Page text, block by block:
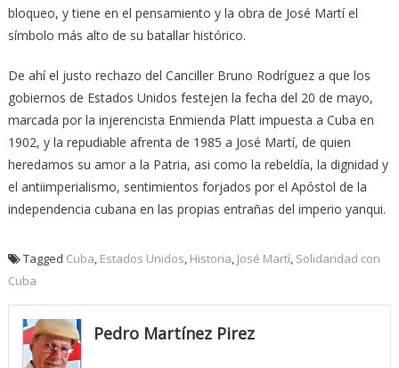
bloqueo, y tiene en el pensamiento y la obra de José Martí el
símbolo más alto de su batallar histórico.
De ahí el justo rechazo del Canciller Bruno Rodríguez a que los
gobiernos de Estados Unidos festejen la fecha del 20 de mayo,
marcada por la injerencista Enmienda Platt impuesta a Cuba en
1902, y la repudiable afrenta de 1985 a José Martí, de quien
heredamos su amor a la Patria, asi como la rebeldía, la dignidad y
el antiimperialismo, sentimientos forjados por el Apóstol de la
independencia cubana en las propias entrañas del imperio yanqui.
Tagged Cuba, Estados Unidos, Historia, José Martí, Solidaridad con
Cuba
Pedro Martínez Pirez